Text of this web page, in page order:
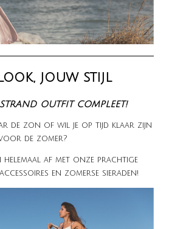
look, jouw stijl
outfit compleet!
de zon of wil je op tijd klaar zijn
de zomer?
helemaal af met onze prachtige
en zomerse sieraden!